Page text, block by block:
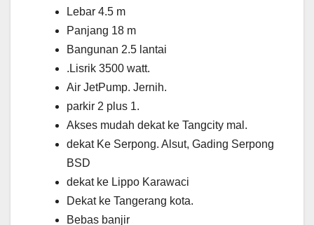
Lebar 4.5 m
Panjang 18 m
Bangunan 2.5 lantai
.Lisrik 3500 watt.
Air JetPump. Jernih.
parkir 2 plus 1.
Akses mudah dekat ke Tangcity mal.
dekat Ke Serpong. Alsut, Gading Serpong
BSD
dekat ke Lippo Karawaci
Dekat ke Tangerang kota.
Bebas banjir